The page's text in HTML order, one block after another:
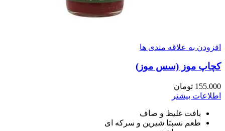
افزودن به علاقه مندی ها
کچاپ موز (سس موز)
155.000 تومان
اطلاعات بیشتر
بافت غلیظ و صاف
طعم نسبتا شیرین و سرکه ای